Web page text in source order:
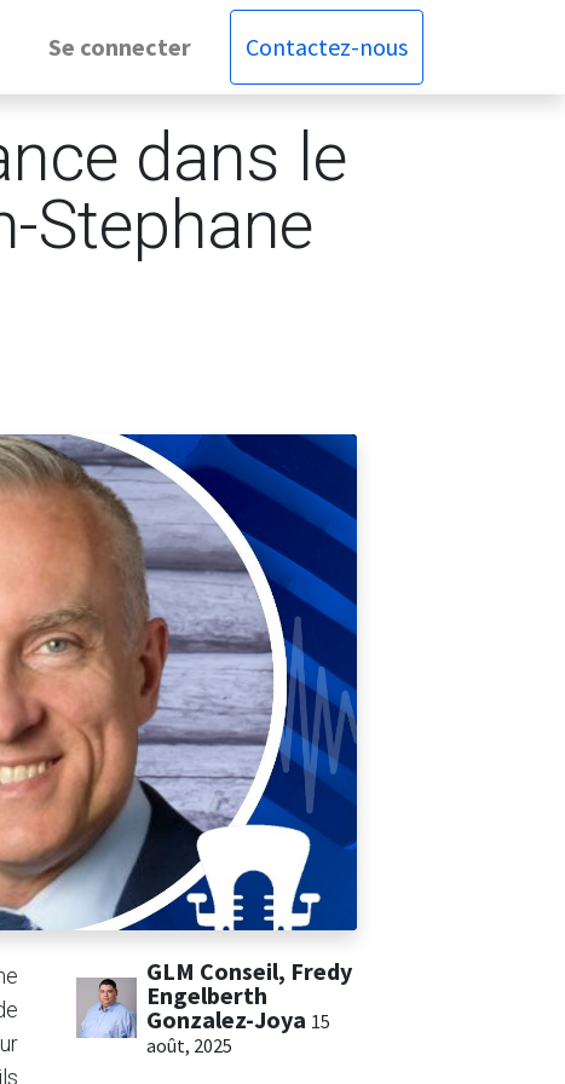
Se connecter Contactez-nous
dans le
Stephane
GLM Conseil, Fredy
Engelberth
Gonzalez-Joya 15
août, 2025